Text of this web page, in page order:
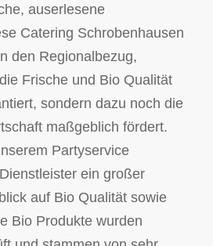
auserlesene
Catering Schrobenhausen
den Regionalbezug,
Frische und Bio Qualität
sondern dazu noch die
maßgeblich fördert.
Partyservice
ein großer
auf Bio Qualität sowie
Bio Produkte wurden